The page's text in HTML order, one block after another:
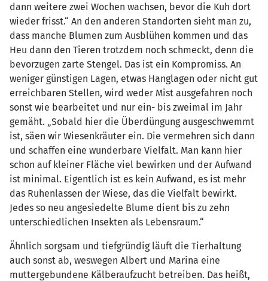
dann weitere zwei Wochen wachsen, bevor die Kuh dort
wieder frisst.“ An den anderen Standorten sieht man zu,
dass manche Blumen zum Ausblühen kommen und das
Heu dann den Tieren trotzdem noch schmeckt, denn die
bevorzugen zarte Stengel. Das ist ein Kompromiss. An
weniger günstigen Lagen, etwas Hanglagen oder nicht gut
erreichbaren Stellen, wird weder Mist ausgefahren noch
sonst wie bearbeitet und nur ein- bis zweimal im Jahr
gemäht. „Sobald hier die Überdüngung ausgeschwemmt
ist, säen wir Wiesenkräuter ein. Die vermehren sich dann
und schaffen eine wunderbare Vielfalt. Man kann hier
schon auf kleiner Fläche viel bewirken und der Aufwand
ist minimal. Eigentlich ist es kein Aufwand, es ist mehr
das Ruhenlassen der Wiese, das die Vielfalt bewirkt.
Jedes so neu angesiedelte Blume dient bis zu zehn
unterschiedlichen Insekten als Lebensraum.“
Ähnlich sorgsam und tiefgründig läuft die Tierhaltung
auch sonst ab, weswegen Albert und Marina eine
muttergebundene Kälberaufzucht betreiben. Das heißt,